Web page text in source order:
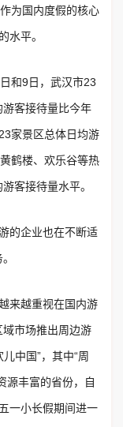
为国内度假的核心
水平。
和9日，武汉市23
客接待量比今年
家景区总体日均游
鹤楼、欢乐谷等热
客接待量水平。
的企业也在不断适
来越重视在国内游
市场推出周边游
中国”，其中“周
源丰富的省份，自
一小长假期间进一